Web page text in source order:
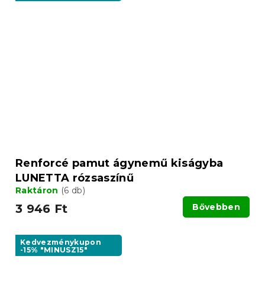
Renforcé pamut ágynemű kiságyba
LUNETTA rózsaszínű
Raktáron (6 db)
3 946 Ft Bővebben
Kedvezménykupon
-15% "MINUSZ15"